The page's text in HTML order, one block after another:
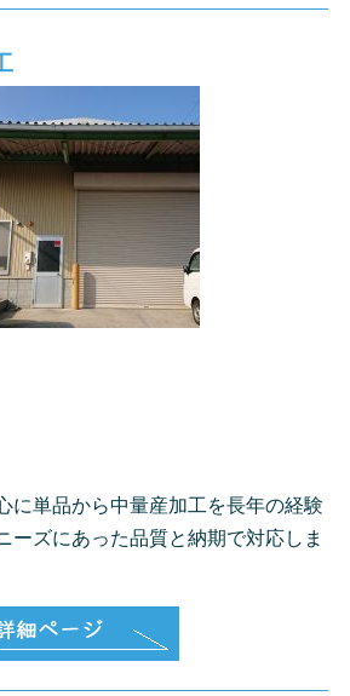
に単品から中量産加工を長年の経験
ーズにあった品質と納期で対応しま